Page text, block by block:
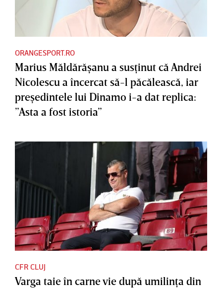
ORANGESPORT.RO
Marius Măldărăşanu a susţinut că Andrei
Nicolescu a încercat să-l păcălească, iar
preşedintele lui Dinamo i-a dat replica:
”Asta a fost istoria”
CFR CLUJ
Varga taie în carne vie după umilinţa din